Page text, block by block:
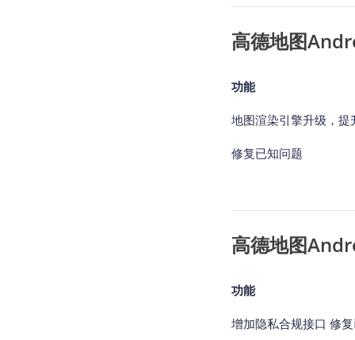
高德地图
功能
地图渲染引擎升级，
修复已知问题
高德地图
功能
增加隐私合规接口 修